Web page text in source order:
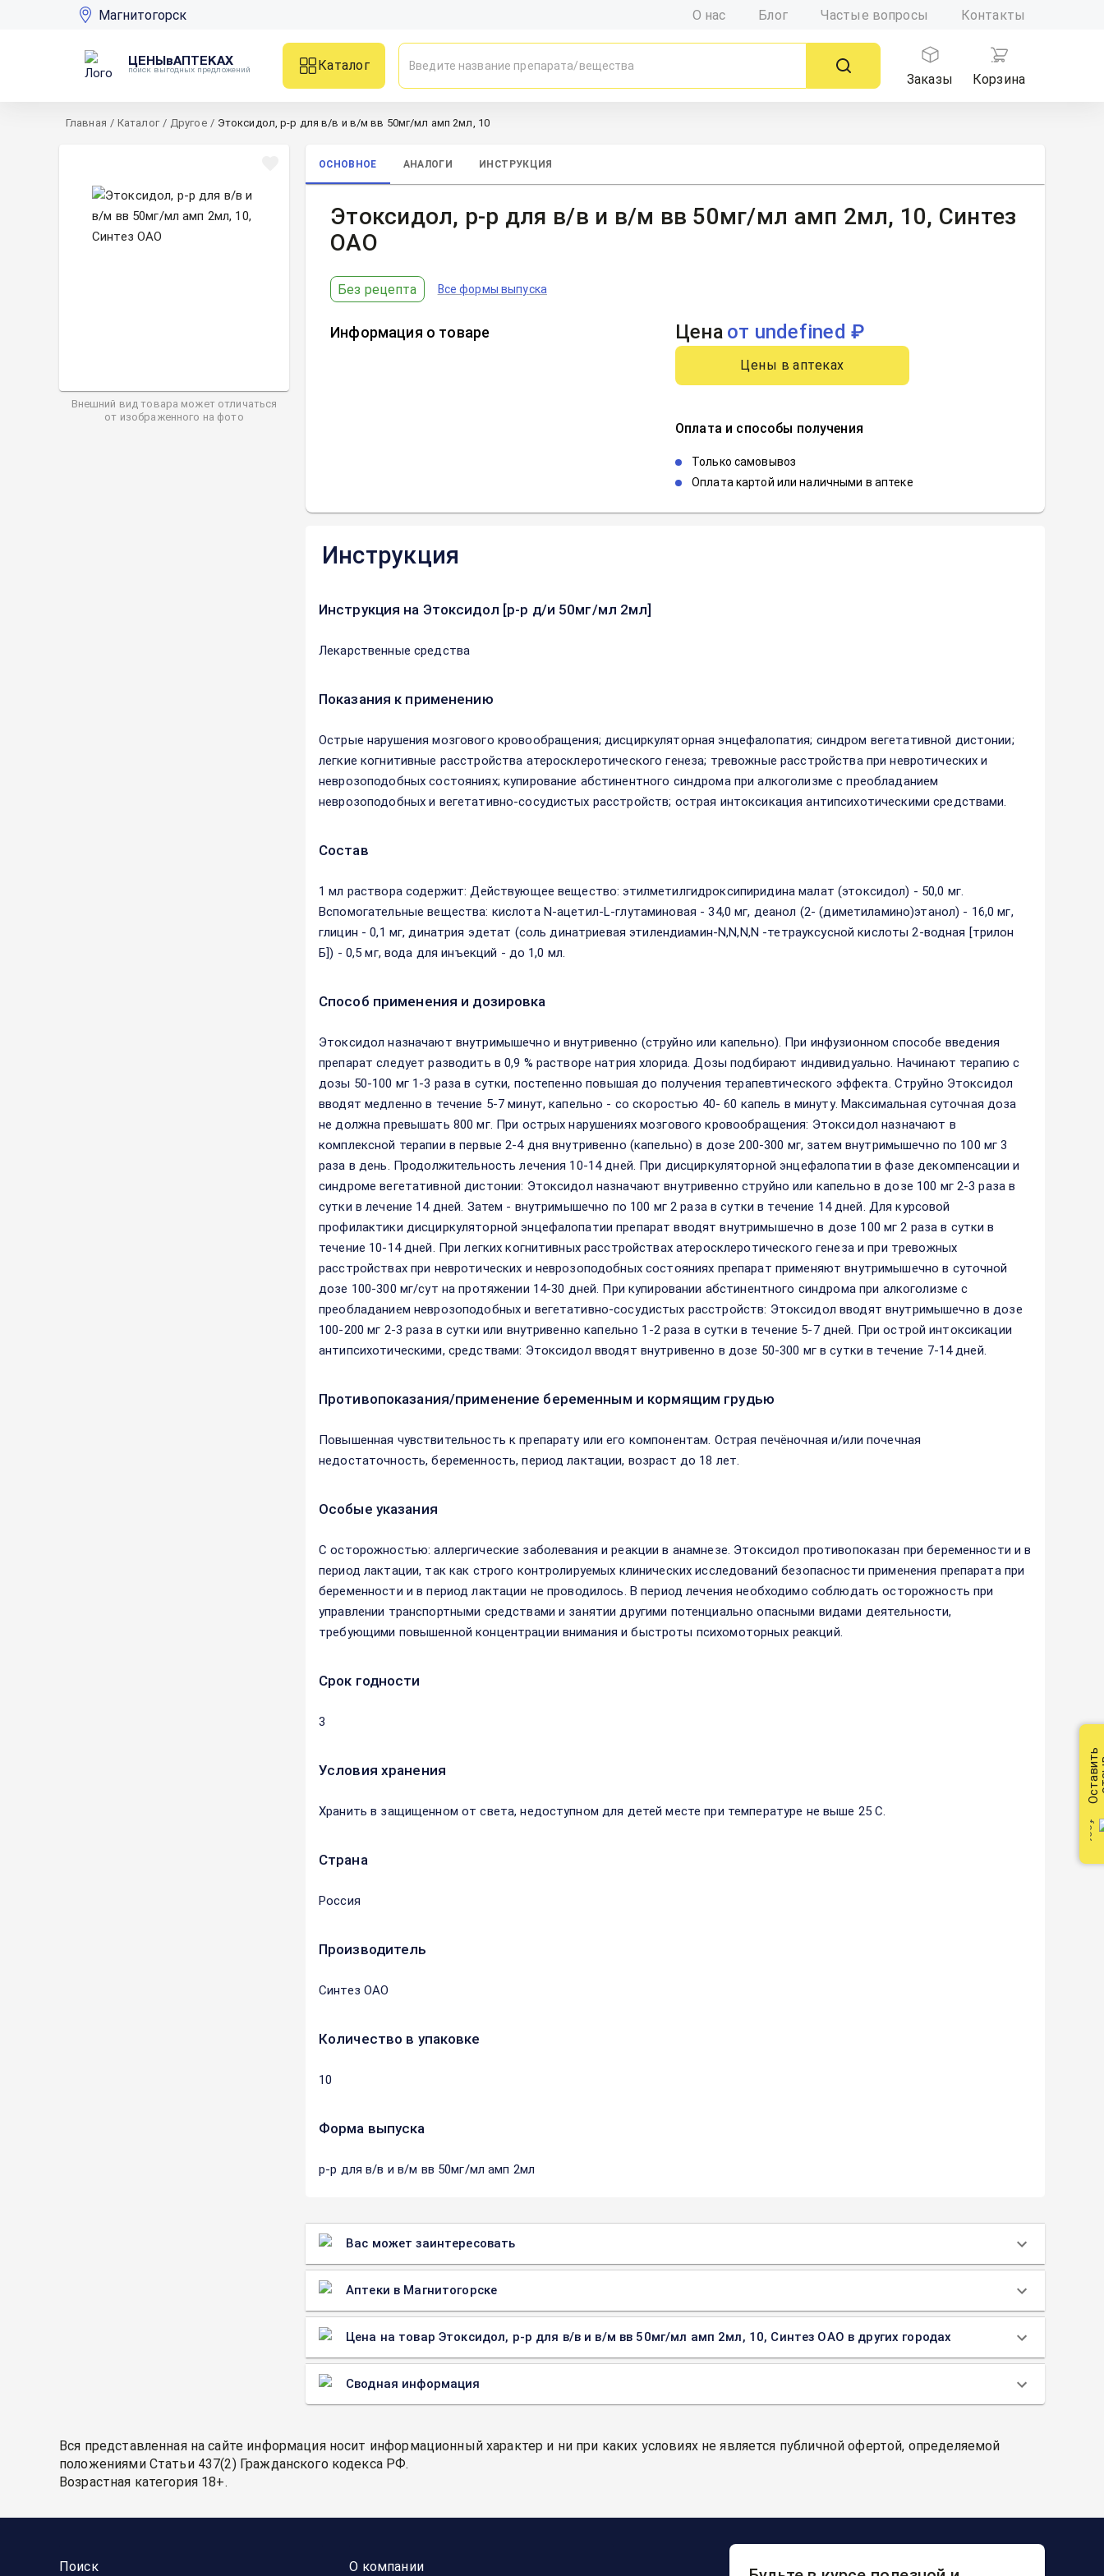
Магнитогорск О нас Блог Частые вопросы Контакты
ЦЕНЫвАПТЕКАХ
поиск выгодных предложений
Каталог
Заказы
Корзина
Главная / Каталог / Другое / Этоксидол, р-р для в/в и в/м вв 50мг/мл амп 2мл, 10
Внешний вид товара может отличаться
от изображенного на фото
ОСНОВНОЕ АНАЛОГИ ИНСТРУКЦИЯ
Этоксидол, р-р для в/в и в/м вв 50мг/мл амп 2мл, 10, Синтез
ОАО
Без рецепта Все формы выпуска
Информация о товаре Цена от undefined ₽
Цены в аптеках
Оплата и способы получения
Только самовывоз
Оплата картой или наличными в аптеке
Инструкция
Инструкция на Этоксидол [р-р д/и 50мг/мл 2мл]
Лекарственные средства
Показания к применению
Острые нарушения мозгового кровообращения; дисциркуляторная энцефалопатия; синдром вегетативной дистонии;
легкие когнитивные расстройства атеросклеротического генеза; тревожные расстройства при невротических и
неврозоподобных состояниях; купирование абстинентного синдрома при алкоголизме с преобладанием
неврозоподобных и вегетативно-сосудистых расстройств; острая интоксикация антипсихотическими средствами.
Состав
1 мл раствора содержит: Действующее вещество: этилметилгидроксипиридина малат (этоксидол) - 50,0 мг.
Вспомогательные вещества: кислота N-ацетил-L-глутаминовая - 34,0 мг, деанол (2- (диметиламино)этанол) - 16,0 мг,
глицин - 0,1 мг, динатрия эдетат (соль динатриевая этилендиамин-N,N,N,N -тетрауксусной кислоты 2-водная [трилон
Б]) - 0,5 мг, вода для инъекций - до 1,0 мл.
Способ применения и дозировка
Этоксидол назначают внутримышечно и внутривенно (струйно или капельно). При инфузионном способе введения
препарат следует разводить в 0,9 % растворе натрия хлорида. Дозы подбирают индивидуально. Начинают терапию с
дозы 50-100 мг 1-3 раза в сутки, постепенно повышая до получения терапевтического эффекта. Струйно Этоксидол
вводят медленно в течение 5-7 минут, капельно - со скоростью 40- 60 капель в минуту. Максимальная суточная доза
не должна превышать 800 мг. При острых нарушениях мозгового кровообращения: Этоксидол назначают в
комплексной терапии в первые 2-4 дня внутривенно (капельно) в дозе 200-300 мг, затем внутримышечно по 100 мг 3
раза в день. Продолжительность лечения 10-14 дней. При дисциркуляторной энцефалопатии в фазе декомпенсации и
синдроме вегетативной дистонии: Этоксидол назначают внутривенно струйно или капельно в дозе 100 мг 2-3 раза в
сутки в лечение 14 дней. Затем - внутримышечно по 100 мг 2 раза в сутки в течение 14 дней. Для курсовой
профилактики дисциркуляторной энцефалопатии препарат вводят внутримышечно в дозе 100 мг 2 раза в сутки в
течение 10-14 дней. При легких когнитивных расстройствах атеросклеротического генеза и при тревожных
расстройствах при невротических и неврозоподобных состояниях препарат применяют внутримышечно в суточной
дозе 100-300 мг/сут на протяжении 14-30 дней. При купировании абстинентного синдрома при алкоголизме с
преобладанием неврозоподобных и вегетативно-сосудистых расстройств: Этоксидол вводят внутримышечно в дозе
100-200 мг 2-3 раза в сутки или внутривенно капельно 1-2 раза в сутки в течение 5-7 дней. При острой интоксикации
антипсихотическими, средствами: Этоксидол вводят внутривенно в дозе 50-300 мг в сутки в течение 7-14 дней.
Противопоказания/применение беременным и кормящим грудью
Повышенная чувствительность к препарату или его компонентам. Острая печёночная и/или почечная
недостаточность, беременность, период лактации, возраст до 18 лет.
Особые указания
С осторожностью: аллергические заболевания и реакции в анамнезе. Этоксидол противопоказан при беременности и в
период лактации, так как строго контролируемых клинических исследований безопасности применения препарата при
беременности и в период лактации не проводилось. В период лечения необходимо соблюдать осторожность при
управлении транспортными средствами и занятии другими потенциально опасными видами деятельности,
требующими повышенной концентрации внимания и быстроты психомоторных реакций.
Срок годности
3
Условия хранения
Хранить в защищенном от света, недоступном для детей месте при температуре не выше 25 С.
Страна
Россия
Производитель
Синтез ОАО
Количество в упаковке
10
Форма выпуска
р-р для в/в и в/м вв 50мг/мл амп 2мл
Вас может заинтересовать
Аптеки в Магнитогорске
Цена на товар Этоксидол, р-р для в/в и в/м вв 50мг/мл амп 2мл, 10, Синтез ОАО в других городах
Сводная информация
Вся представленная на сайте информация носит информационный характер и ни при каких условиях не является публичной офертой, определяемой
положениями Статьи 437(2) Гражданского кодекса РФ.
Возрастная категория 18+.
Поиск О компании
Оставить